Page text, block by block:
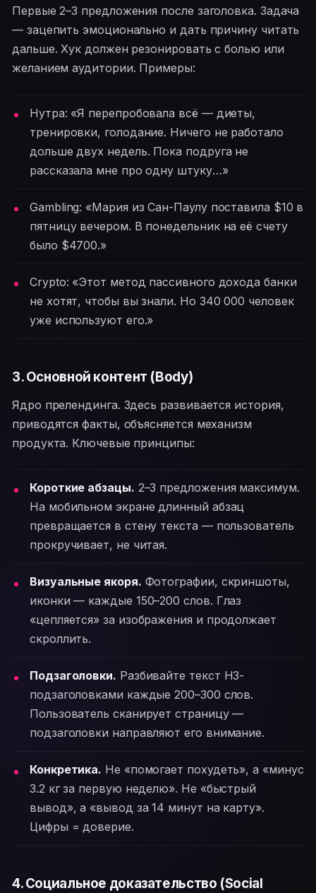
Первые 2–3 предложения после заголовка. Задача
— зацепить эмоционально и дать причину читать
дальше. Хук должен резонировать с болью или
желанием аудитории. Примеры:
Нутра: «Я перепробовала всё — диеты,
тренировки, голодание. Ничего не работало
дольше двух недель. Пока подруга не
рассказала мне про одну штуку…»
Gambling: «Мария из Сан-Паулу поставила $10 в
пятницу вечером. В понедельник на её счету
было $4700.»
Crypto: «Этот метод пассивного дохода банки
не хотят, чтобы вы знали. Но 340 000 человек
уже используют его.»
3. Основной контент (Body)
Ядро прелендинга. Здесь развивается история,
приводятся факты, объясняется механизм
продукта. Ключевые принципы:
Короткие абзацы. 2–3 предложения максимум.
На мобильном экране длинный абзац
превращается в стену текста — пользователь
прокручивает, не читая.
Визуальные якоря. Фотографии, скриншоты,
иконки — каждые 150–200 слов. Глаз
«цепляется» за изображения и продолжает
скроллить.
Подзаголовки. Разбивайте текст H3-
подзаголовками каждые 200–300 слов.
Пользователь сканирует страницу —
подзаголовки направляют его внимание.
Конкретика. Не «помогает похудеть», а «минус
3.2 кг за первую неделю». Не «быстрый
вывод», а «вывод за 14 минут на карту».
Цифры = доверие.
4. Социальное доказательство (Social